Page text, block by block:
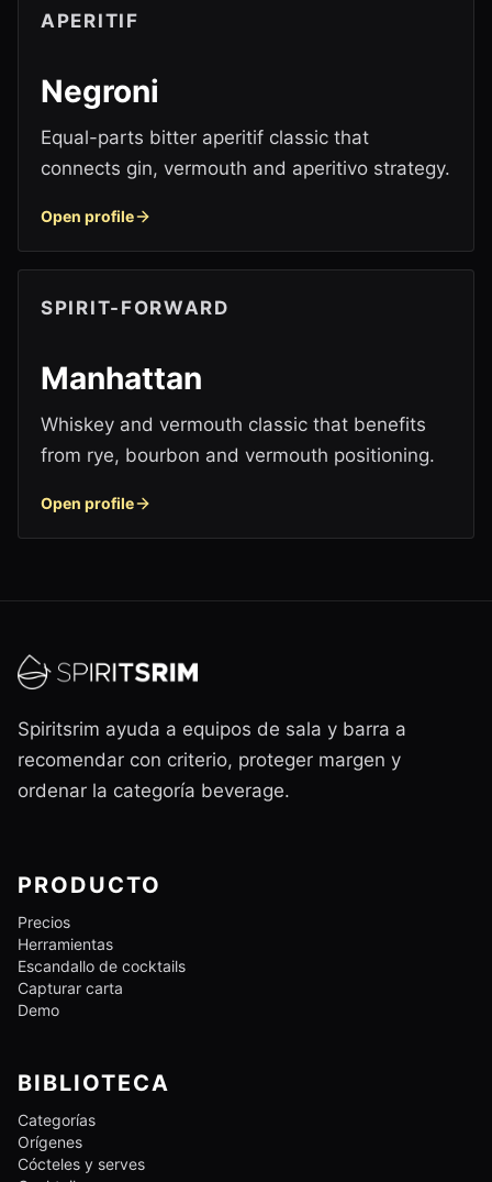
APERITIF
Negroni
Equal-parts bitter aperitif classic that
connects gin, vermouth and aperitivo strategy.
Open profile
SPIRIT-FORWARD
Manhattan
Whiskey and vermouth classic that benefits
from rye, bourbon and vermouth positioning.
Open profile
Spiritsrim ayuda a equipos de sala y barra a
recomendar con criterio, proteger margen y
ordenar la categoría beverage.
PRODUCTO
Precios
Herramientas
Escandallo de cocktails
Capturar carta
Demo
BIBLIOTECA
Categorías
Orígenes
Cócteles y serves